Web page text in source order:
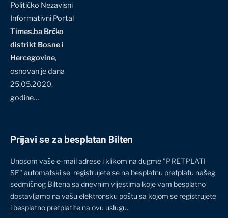
Političko Nezavisni
Informativni Portal
Times.ba Brčko
distrikt Bosne i
Hercegovine,
osnovan je dana
25.05.2020.
godine…
Prijavi se za besplatan Bilten
Unosom vaše e-mail adrese i klikom na dugme "PRETPLATI
SE" automatski se registrujete se na besplatnu pretplatu našeg
sedmičnog Biltena sa dnevnim vijestima koje vam besplatno
dostavljamo na vašu elektronsku poštu sa kojom se registrujete
i besplatno pretplatite na ovu uslugu.